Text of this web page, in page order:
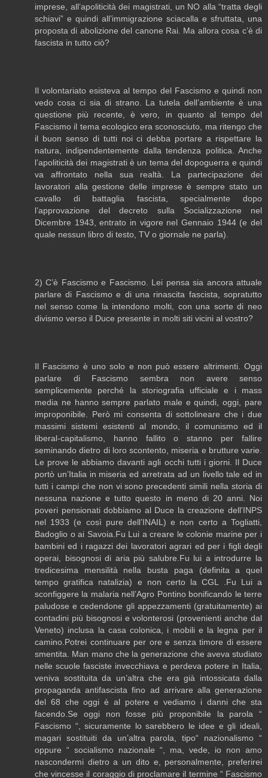
imprese, all’apoliticità dei magistrati, un NO alla “tratta degli
schiavi” e quindi all’immigrazione sciacalla e sfruttata, una
proposta di abolizione del canone Rai. Ma allora cosa c’è di
fascista in tutto ciò?
Il volontariato esisteva al tempo del Fascismo e quindi non
vedo cosa ci sia di strano. La tutela dell’ambiente è una
questione più recente, è vero, in quanto al tempo del
Fascismo il tema ecologico era sconosciuto, ma ritengo che
il buon senso di tutti noi ci debba portare a rispettare la
natura, indipendentemente dalla tendenza politica. Anche
l’apoliticità dei magistrati è un tema del dopoguerra e quindi
va affrontato nella sua realtà. La partecipazione dei
lavoratori alla gestione delle imprese è sempre stato un
cavallo di battaglia fascista, specialmente dopo
l’approvazione del decreto sulla Socializzazione nel
Dicembre 1943, entrato in vigore nel Gennaio 1944 (e del
quale nessun libro di testo, TV o giornale ne parla).
2) C’è Fascismo e Fascismo. Lei pensa sia ancora attuale
parlare di Fascismo e di una rinascita fascista, sopratutto
nel senso come la intendono molti, con una sorte di neo
divismo verso il Duce presente in molti siti vicini al vostro?
Il Fascismo è uno solo e non può essere altrimenti. Oggi
parlare di Fascismo sembra non avere senso
semplicemente perché la storiografia ufficiale e i mass
media ne hanno sempre parlato male e quindi, oggi, pare
improponibile. Però mi consenta di sottolineare che i due
massimi sistemi esistenti al mondo, il comunismo ed il
liberal-capitalismo, hanno fallito o stanno per fallire
seminando dietro di loro scontento, miseria e brutture varie.
Le prove le abbiamo davanti agli occhi tutti i giorni. Il Duce
portò un’Italia in miseria ed arretrata ad un livello tale ed in
tutti i campi che non vi sono precedenti simili nella storia di
nessuna nazione e tutto questo in meno di 20 anni. Noi
poveri pensionati dobbiamo al Duce la creazione dell’INPS
nel 1933 (e così pure dell’INAIL) e non certo a Togliatti,
Badoglio o ai Savoia.Fu Lui a creare le colonie marine per i
bambini ed i ragazzi dei lavoratori agrari ed per i figli degli
operai, bisognosi di aria più salubre.Fu lui a introdurre la
tredicesima mensilità nella busta paga (definita a quel
tempo gratifica natalizia) e non certo la CGL .Fu Lui a
sconfiggere la malaria nell’Agro Pontino bonificando le terre
paludose e cedendone gli appezzamenti (gratuitamente) ai
contadini più bisognosi e volonterosi (provenienti anche dal
Veneto) inclusa la casa colonica, i mobili e la legna per il
camino.Potrei continuare per ore e senza timore di essere
smentita. Man mano che la generazione che aveva studiato
nelle scuole fasciste invecchiava e perdeva potere in Italia,
veniva sostituita da un’altra che era già intossicata dalla
propaganda antifascista fino ad arrivare alla generazione
del 68 che oggi è al potere e vediamo i danni che sta
facendo.Se oggi non fosse più proponibile la parola “
Fascismo “, sicuramente lo sarebbero le idee e gli ideali,
magari sostituiti da un’altra parola, tipo“ nazionalismo “
oppure “ socialismo nazionale “, ma, vede, io non amo
nascondermi dietro a un dito e, personalmente, preferirei
che vincesse il coraggio di proclamare il termine “ Fascismo